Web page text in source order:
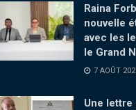
Raina
nouvelle
avec les
le Grand
7 AOÛT
Une lettre